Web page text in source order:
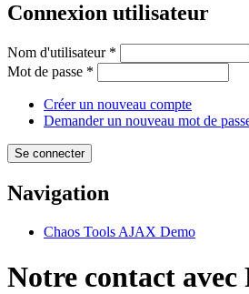
Connexion utilisateur
Nom d'utilisateur *
Mot de passe *
Créer un nouveau compte
Demander un nouveau mot de
Navigation
Chaos Tools AJAX Demo
Notre contact avec